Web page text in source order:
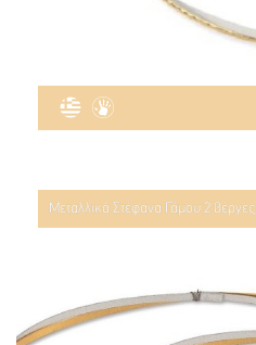
Μεταλλικά Στέφανα Γάμου 2 βέργες